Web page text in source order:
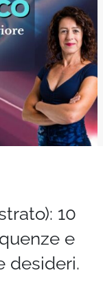
10
e
desideri.